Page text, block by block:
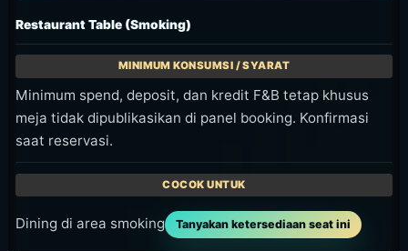
Restaurant Table (Smoking)
Minimum spend, deposit, dan kredit F&B tetap khusus
meja tidak dipublikasikan di panel booking. Konfirmasi
saat reservasi.
Dining di area smoking Tanyakan ketersediaan seat ini